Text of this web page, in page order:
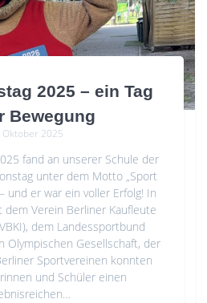
2025 – ein Tag
Bewegung
Oktober 2025
fand an unserer Schule der
unter dem Motto „Sport
und er war ein voller Erfolg! In
Verein Berliner Kaufleute
dem Landessportbund
Olympischen Gesellschaft, der
Sportvereinen konnten
und Schüler einen